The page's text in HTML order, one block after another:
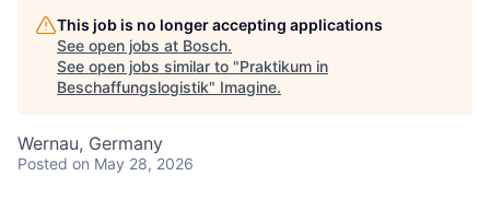
This job is no longer accepting applications
See open jobs at Bosch.
See open jobs similar to "Praktikum in
Beschaffungslogistik" Imagine.
Wernau, Germany
Posted on May 28, 2026